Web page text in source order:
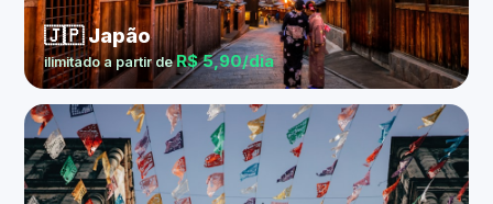
🇯🇵 Japão
ilimitado a partir deR$ 5,90/dia